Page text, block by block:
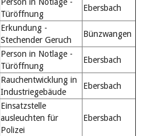
Türöffnung
Ebersbach
Erkundung -
Stechender Geruch
Bünzwangen
Person in Notlage -
Türöffnung
Ebersbach
Rauchentwicklung in
Industriegebäude
Ebersbach
Einsatzstelle
ausleuchten für
Polizei
Ebersbach